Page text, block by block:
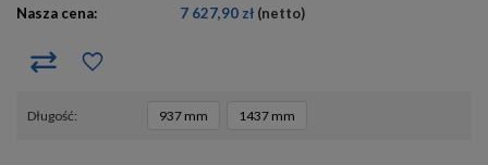
Nasza cena: 7 627,90 zł (netto)
długość 937 mm 1437 mm